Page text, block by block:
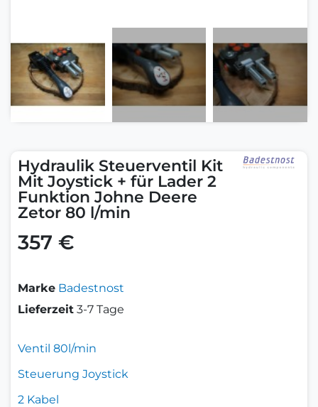
Hydraulik Steuerventil Kit
Mit Joystick + für Lader 2
Funktion Johne Deere
Zetor 80 l/min
357 €
Marke Badestnost
Lieferzeit 3-7 Tage
Ventil 80l/min
Steuerung Joystick
2 Kabel